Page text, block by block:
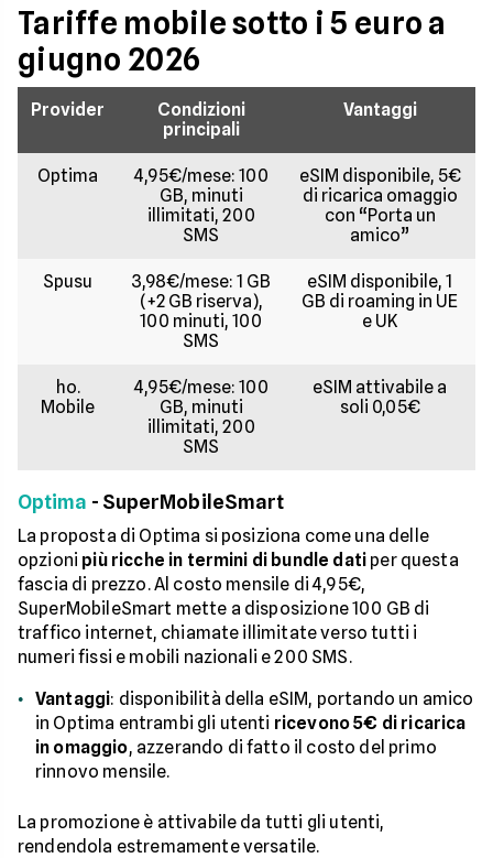
Tariffe mobile sotto i 5 euro a
giugno 2026
Provider
Condizioni
principali
Vantaggi
Optima
4,95€/mese: 100
GB, minuti
illimitati, 200
SMS
eSIM disponibile, 5€
di ricarica omaggio
con “Porta un
amico”
Spusu
3,98€/mese: 1 GB
(+2 GB riserva),
100 minuti, 100
SMS
eSIM disponibile, 1
GB di roaming in UE
e UK
ho.
Mobile
4,95€/mese: 100
GB, minuti
illimitati, 200
SMS
eSIM attivabile a
soli 0,05€
Optima - SuperMobileSmart
La proposta di Optima si posiziona come una delle
opzioni più ricche in termini di bundle dati per questa
fascia di prezzo. Al costo mensile di 4,95€,
SuperMobileSmart mette a disposizione 100 GB di
traffico internet, chiamate illimitate verso tutti i
numeri fissi e mobili nazionali e 200 SMS.
Vantaggi: disponibilità della eSIM, portando un amico
in Optima entrambi gli utenti ricevono 5€ di ricarica
in omaggio, azzerando di fatto il costo del primo
rinnovo mensile.
La promozione è attivabile da tutti gli utenti,
rendendola estremamente versatile.